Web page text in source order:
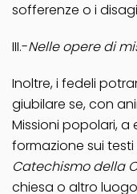
sofferenze o i
III.-Nelle opere di
Inoltre, i fedeli
giubilare se, con
Missioni popolari, a
formazione sui testi
Catechismo della
chiesa o altro